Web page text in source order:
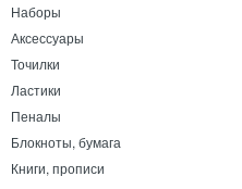
Наборы
Аксессуары
Точилки
Ластики
Пеналы
Блокноты, бумага
Книги, прописи